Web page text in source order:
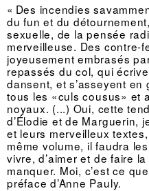
« Des incendies
du fun et du
sexuelle, de la pensée
merveilleuse. Des contre-
joyeusement embrasés
repassés du col, qui
dansent, et s’asseyent
tous les «culs cousus» et
noyaux. (...) Oui, cette
d’Élodie et de Marguerin,
et leurs merveilleux
même volume, il faudra
vivre, d’aimer et de faire
manquer. Moi, c’est ce
préface d’Anne Pauly.